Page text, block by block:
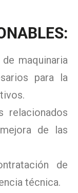
maquinaria
para la
relacionados
de las
de
técnica.